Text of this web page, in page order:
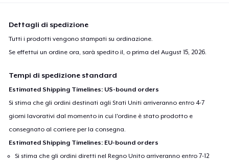
Dettagli di spedizione
Tutti i prodotti vengono stampati su ordinazione.
Se effettui un ordine ora, sarà spedito il, o prima delAugust 15, 2026.
Tempi di spedizione standard
Estimated Shipping Timelines: US-bound orders
Si stima che gli ordini destinati agli Stati Uniti arriveranno entro 4-7
giorni lavorativi dal momento in cui l'ordine è stato prodotto e
consegnato al corriere per la consegna.
Estimated Shipping Timelines: EU-bound orders
Si stima che gli ordini diretti nel Regno Unito arriveranno entro 7-12